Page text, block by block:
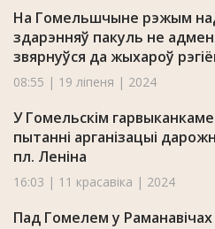
На Гомельшчыне рэжым
здарэнняў пакуль не
звярнуўся да жыхароў
08:55 | 19 ліпеня | 2024
У Гомельскім
пытанні арганізацыі
пл. Леніна
16:03 | 11 красавіка | 2024
Пад Гомелем у